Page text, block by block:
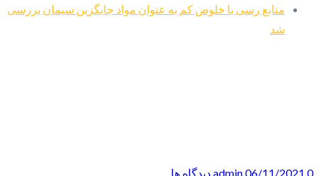
منابع رسی با خلوص کم به عنوان مواد جایگزین سیمان بررسی
شد
admin06/11/2021 0 دیدگاه ها